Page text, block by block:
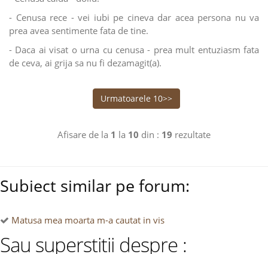
- Cenusa rece - vei iubi pe cineva dar acea persona nu va
prea avea sentimente fata de tine.
- Daca ai visat o urna cu cenusa - prea mult entuziasm fata
de ceva, ai grija sa nu fi dezamagit(a).
Urmatoarele 10>>
Afisare de la 1 la 10 din : 19 rezultate
Subiect similar pe forum:
Matusa mea moarta m-a cautat in vis
Sau superstitii despre :